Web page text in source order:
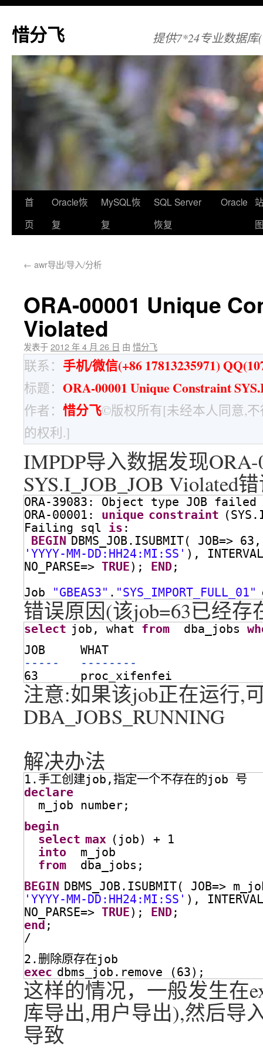
惜分飞 提供7*24专业数据库
首
页
Oracle恢
复
MySQL恢
复
SQL Server
恢复
Oracle
← awr导出/导入/分析
ORA-00001 Unique
Violated
发表于2012 年 4 月 26 日 由 惜分飞
联系： 手机/微信(+86 17813235971)
标题： ORA-00001 Unique Constraint
作者： 惜分飞©版权所有[未经本人同意,
的权利.]
IMPDP导入数据发现ORA-
SYS.I_JOB_JOB Violated
ORA-39083: Object type JOB failed
ORA-00001: unique constraint
Failing sql is :
BEGIN DBMS_JOB.ISUBMIT( JOB=> 63,
'YYYY-MM-DD:HH24:MI:SS' ),
NO_PARSE=> TRUE); END;
Job
"GBEAS3" . "SYS_IMPORT_FULL_01"
错误原因(该job=63已经存
select job, what from dba_jobs
JOB     WHAT
-----   --------
63      proc_xifenfei
注意:如果该job正在运行,
DBA_JOBS_RUNNING
解决办法
1.手工创建job,指定一个不存在的job 号
declare
m_job number;
begin
select max (job) + 1
into
m_job
from
dba_jobs;
BEGIN DBMS_JOB.ISUBMIT( JOB=>
'YYYY-MM-DD:HH24:MI:SS' ),
NO_PARSE=> TRUE); END;
end ;
/
2.删除原存在job
exec dbms_job.remove (63);
这样的情况，一般发生在
库导出,用户导出),然后导
导致